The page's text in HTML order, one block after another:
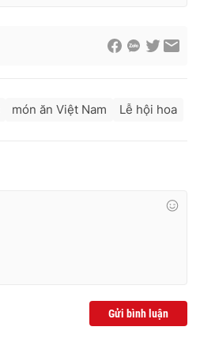
món ăn Việt Nam Lễ hội hoa
Gửi bình luận